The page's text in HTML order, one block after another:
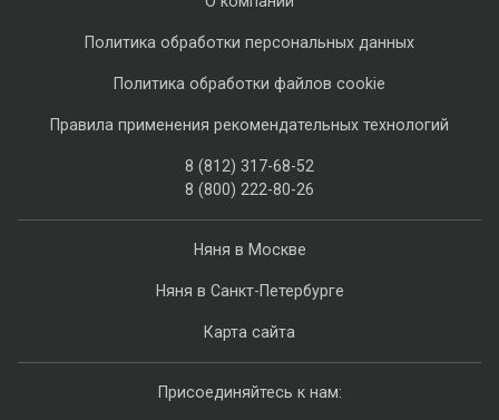
Няня в Москве
Няня в Санкт-Петербурге
Карта сайта
Политика обработки персональных данных
Политика обработки файлов cookie
Правила применения рекомендательных технологий
8 (812) 317-68-52
8 (800) 222-80-26
Присоединяйтесь к нам: